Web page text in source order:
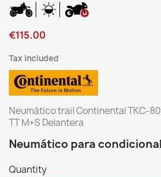
€115.00
Tax included
Neumático trail Continental TKC-
TT M+S Delantera
Neumático para
Quantity